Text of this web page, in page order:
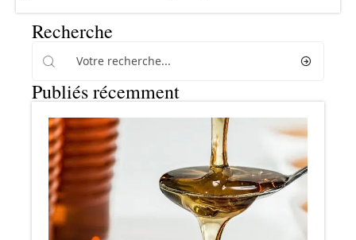
Recherche
Publiés récemment